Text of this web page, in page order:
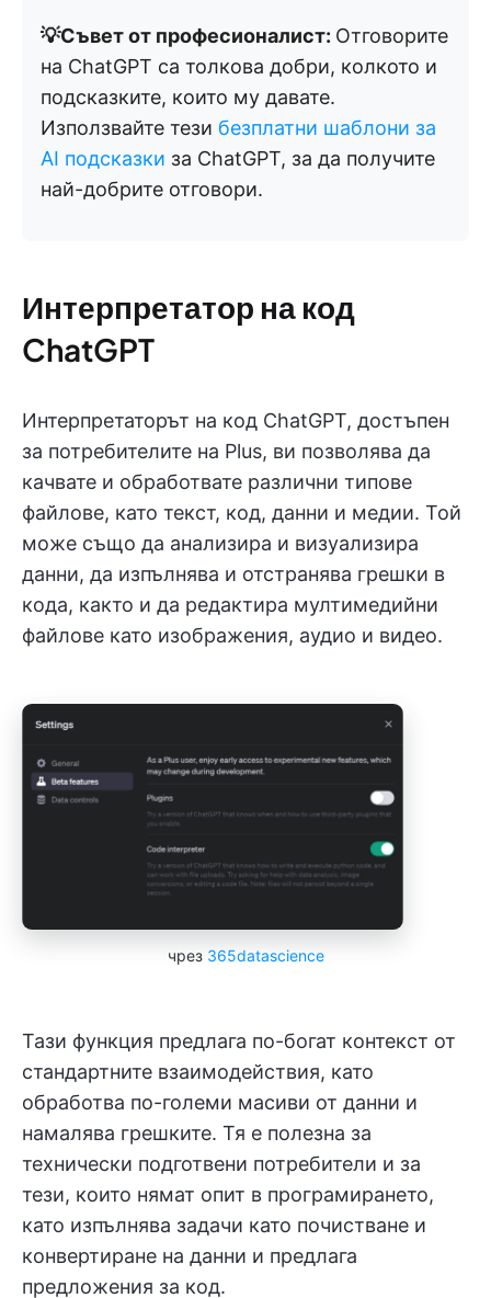
💡Съвет от професионалист: Отговорите
на ChatGPT са толкова добри, колкото и
подсказките, които му давате.
Използвайте тези безплатни шаблони за
AI подсказки за ChatGPT, за да получите
най-добрите отговори.
Интерпретатор на код
ChatGPT
Интерпретаторът на код ChatGPT, достъпен
за потребителите на Plus, ви позволява да
качвате и обработвате различни типове
файлове, като текст, код, данни и медии. Той
може също да анализира и визуализира
данни, да изпълнява и отстранява грешки в
кода, както и да редактира мултимедийни
файлове като изображения, аудио и видео.
чрез 365datascience
Тази функция предлага по-богат контекст от
стандартните взаимодействия, като
обработва по-големи масиви от данни и
намалява грешките. Тя е полезна за
технически подготвени потребители и за
тези, които нямат опит в програмирането,
като изпълнява задачи като почистване и
конвертиране на данни и предлага
предложения за код.